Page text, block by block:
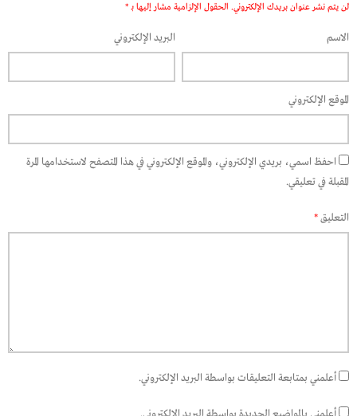
لن يتم نشر عنوان بريدك الإلكتروني. الحقول الإلزامية مشار إليها بـ *
الاسم البريد الإلكتروني
الموقع الإلكتروني
احفظ اسمي، بريدي الإلكتروني، والموقع الإلكتروني في هذا المتصفح لاستخدامها المرة
المقبلة في تعليقي.
التعليق*
أعلمني بمتابعة التعليقات بواسطة البريد الإلكتروني.